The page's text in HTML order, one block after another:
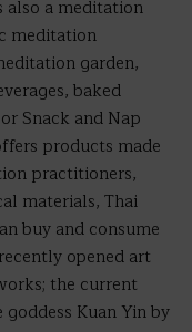
also a meditation
meditation
garden,
baked
Snack and Nap
products made
practitioners,
materials, Thai
buy and consume
opened art
the current
Kuan Yin by